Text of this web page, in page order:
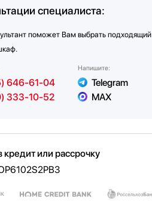
специалиста:
поможет Вам выбрать подходящий
646-61-04
333-10-52
Напишите:
Telegram
MAX
кредит или рассрочку